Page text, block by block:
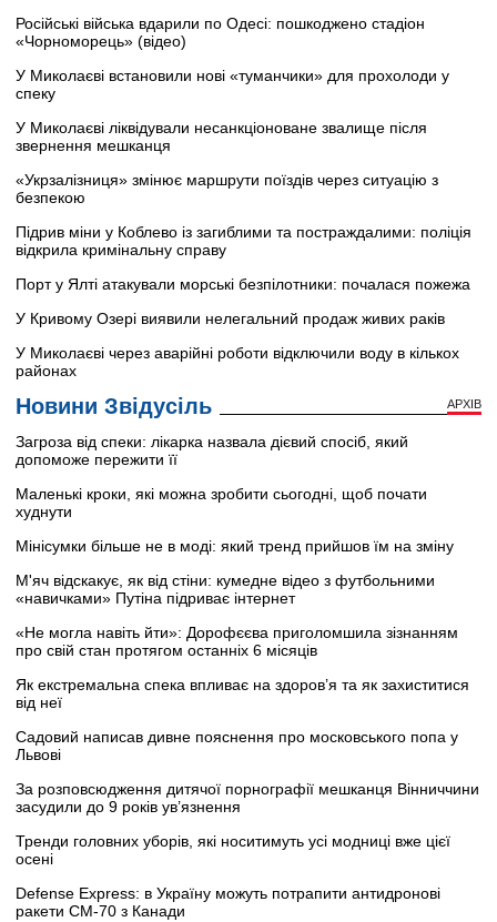
Російські війська вдарили по Одесі: пошкоджено стадіон
«Чорноморець» (відео)
У Миколаєві встановили нові «туманчики» для прохолоди у
спеку
У Миколаєві ліквідували несанкціоноване звалище після
звернення мешканця
«Укрзалізниця» змінює маршрути поїздів через ситуацію з
безпекою
Підрив міни у Коблево із загиблими та постраждалими: поліція
відкрила кримінальну справу
Порт у Ялті атакували морські безпілотники: почалася пожежа
У Кривому Озері виявили нелегальний продаж живих раків
У Миколаєві через аварійні роботи відключили воду в кількох
районах
Новини Звідусіль АРХІВ
Загроза від спеки: лікарка назвала дієвий спосіб, який
допоможе пережити її
Маленькі кроки, які можна зробити сьогодні, щоб почати
худнути
Мінісумки більше не в моді: який тренд прийшов їм на зміну
М'яч відскакує, як від стіни: кумедне відео з футбольними
«навичками» Путіна підриває інтернет
«Не могла навіть йти»: Дорофєєва приголомшила зізнанням
про свій стан протягом останніх 6 місяців
Як екстремальна спека впливає на здоров’я та як захиститися
від неї
Садовий написав дивне пояснення про московського попа у
Львові
За розповсюдження дитячої порнографії мешканця Вінниччини
засудили до 9 років ув’язнення
Тренди головних уборів, які носитимуть усі модниці вже цієї
осені
Defense Express: в Україну можуть потрапити антидронові
ракети CM-70 з Канади